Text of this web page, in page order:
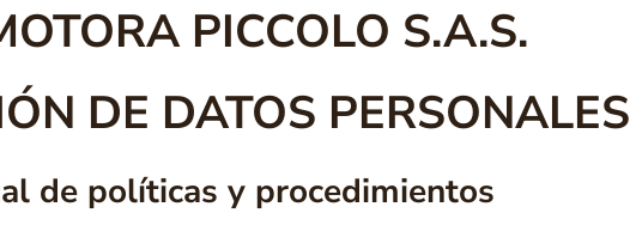
PICCOLO S.A.S.
DE DATOS PERSONALES
de políticas y procedimientos